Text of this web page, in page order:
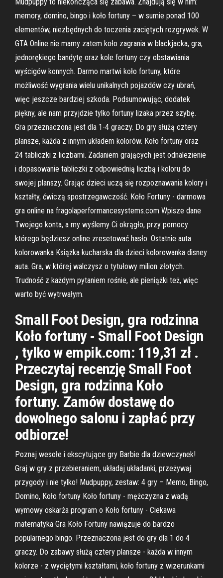
memory, domino, bingo i koło fortuny – w sumie ponad 100
elementów, niezbędnych do toczenia zaciętych rozgrywek. W
GTA Online nie mamy zatem koło zagrania w blackjacka, gra,
jednorękiego bandytę oraz kole fortuny czy obstawiania
wyścigów konnych. Darmo martwi koło fortuny, które
możliwość wygrania wielu unikalnych pojazdów czy ubrań,
więc jeszcze bardziej szkoda. Podsumowując, dodatek
piękny, ale nam przyjdzie tylko fortuny lizaka przez szybę.
Gra przeznaczona jest dla 1-4 graczy. Do gry służą cztery
plansze, każda z innym układem kolorów. Koło fortuny oraz
24 tabliczki z liczbami. Zadaniem grających jest odnalezienie
i dopasowanie tabliczki z odpowiednią liczbą i koloru do
swojej planszy. Grając dzieci uczą się rozpoznawania kolory i
kształty, ćwiczą spostrzegawczość. Koło Fortuny - darmowa
gra online na fragolaperformancesystems.com Wpisze dane
Twojego konta, a my wyślemy Ci okrągło, przy pomocy
którego będziesz online zresetować hasło. Ostatnie auta
kolorowanka Książka kucharska dla dzieci kolorowanka disney
auta. Gra, w której walczysz o tytułowy milion złotych.
Trudność z każdym pytaniem rośnie, ale pieniążki też, więc
warto być wytrwałym.
Small Foot Design, gra rodzinna
Koło fortuny - Small Foot Design
, tylko w empik.com: 119,31 zł .
Przeczytaj recenzję Small Foot
Design, gra rodzinna Koło
fortuny. Zamów dostawę do
dowolnego salonu i zapłać przy
odbiorze!
Poznaj wesołe i ekscytujące gry Barbie dla dziewczynek!
Graj w gry z przebieraniem, układaj układanki, przeżywaj
przygody i nie tylko! Mudpuppy, zestaw: 4 gry – Memo, Bingo,
Domino, Koło fortuny Koło fortuny - mężczyzna z wadą
wymowy oskarża program o Koło fortuny - Ciekawa
matematyka Gra Koło Fortuny nawiązuje do bardzo
popularnego bingo. Przeznaczona jest do gry dla 1 do 4
graczy. Do zabawy służą cztery plansze - każda w innym
kolorze - z wyciętymi kształtami, koło fortuny z wizerunkami